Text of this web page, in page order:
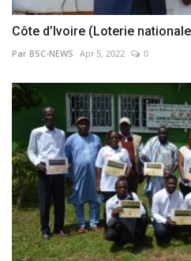
Côte d’Ivoire (Loterie
Par BSC-NEWS Apr 5, 2022 0